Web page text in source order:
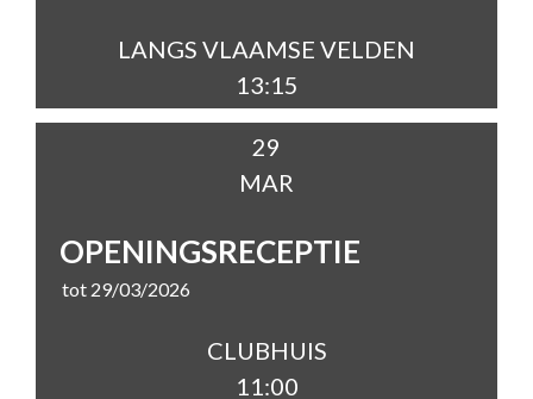
LANGS VLAAMSE VELDEN
13:15
29
MAR
OPENINGSRECEPTIE
tot 29/03/2026
CLUBHUIS
11:00